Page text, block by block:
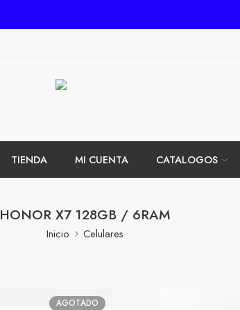
TIENDA MI CUENTA CATALOGOS
HONOR X7 128GB / 6RAM
Inicio Celulares
AGOTADO